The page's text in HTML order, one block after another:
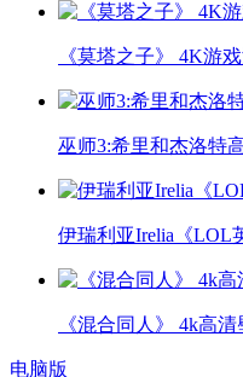
《莫塔之子》 4K游
巫师3:希里和杰洛特
伊瑞利亚Irelia《LOL
《混合同人》 4k高
电脑版